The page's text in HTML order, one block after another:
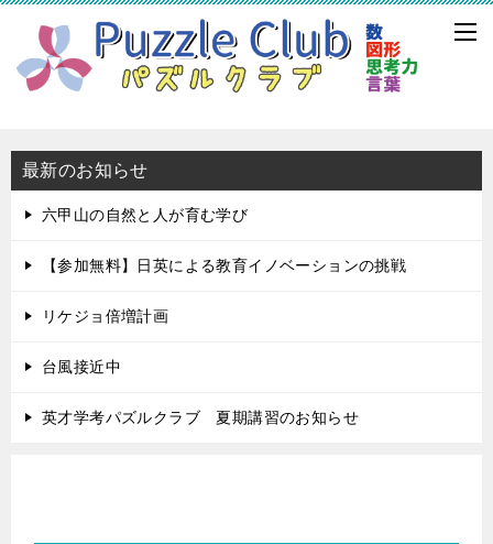
最新のお知らせ
六甲山の自然と人が育む学び
【参加無料】日英による教育イノベーションの挑戦
リケジョ倍増計画
台風接近中
英才学考パズルクラブ 夏期講習のお知らせ